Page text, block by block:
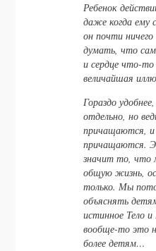
Ребенок
даже когда ему
он почти
думать, что
и сердце что-
величайшая
Гораздо
отдельно, но
причащаются, и
причащаются.
значит то, что
общую жизнь,
только. Мы
объяснять
истинное Тело
вообще-то это
более детям…